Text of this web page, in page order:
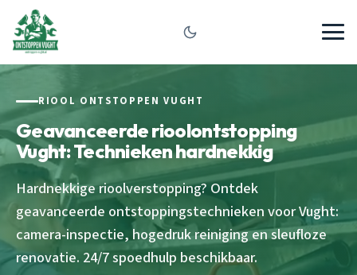
RIOOL ONTSTOPPEN VUGHT
Geavanceerde rioolontstopping
Vught: Technieken hardnekkig
Hardnekkige rioolverstopping? Ontdek
geavanceerde ontstoppingstechnieken voor Vught:
camera-inspectie, hogedruk reiniging en sleufloze
renovatie. 24/7 spoedhulp beschikbaar.